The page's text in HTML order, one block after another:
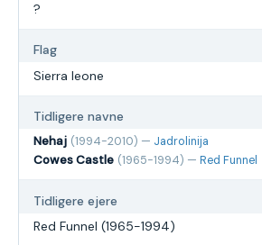
?
Flag
Sierra leone
Tidligere navne
Nehaj (1994-2010) — Jadrolinija
Cowes Castle (1965-1994) — Red Funnel
Tidligere ejere
Red Funnel (1965-1994)